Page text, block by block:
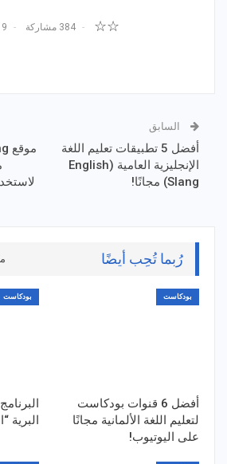
☆☆ 384 مشاركة 9 تعليق
السابق
أفضل 5 تطبيقات تعليم اللغة
الإنجليزية العامية (English
Slang) مجانًا!
رُبما تُحِب أيضًا
بودكاست
أفضل 6 قنوات بودكاست
لتعليم اللغة الألمانية مجانًا
على اليوتيوب!
بودكاست
البرية